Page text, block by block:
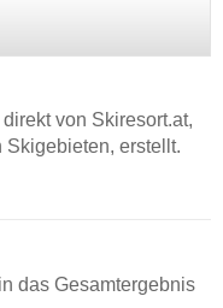
von Skiresort.at,
Skigebieten, erstellt.
das Gesamtergebnis